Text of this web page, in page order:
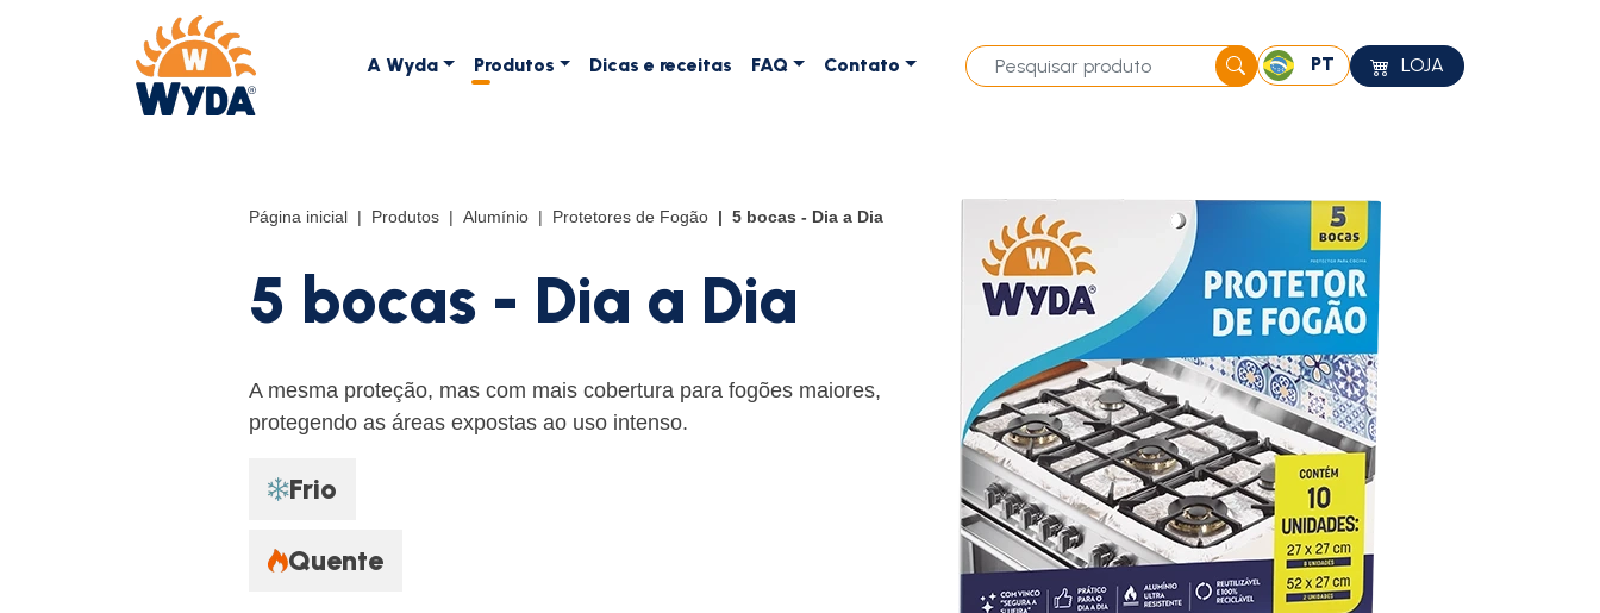
A Wyda Produtos Dicas e receitas FAQ Contato PT LOJA
Página inicial Produtos Alumínio Protetores de Fogão 5 bocas - Dia a Dia
5 bocas - Dia a Dia
A mesma proteção, mas com mais cobertura para fogões maiores,
protegendo as áreas expostas ao uso intenso.
Frio
Quente